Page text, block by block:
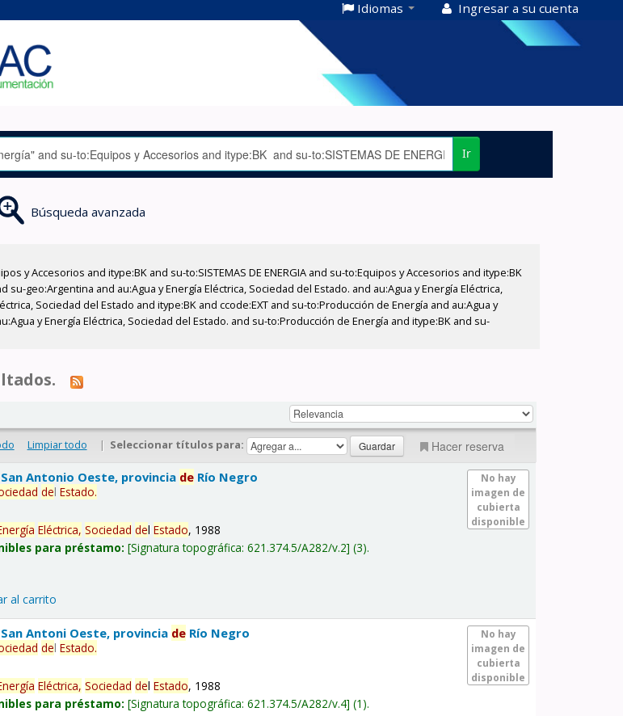
Idiomas Ingresar a su cuenta
Ir
Búsqueda avanzada
y Accesorios and itype:BK and su-to:SISTEMAS DE ENERGIA and su-to:Equipos y Accesorios and itype:BK
geo:Argentina and au:Agua y Energía Eléctrica, Sociedad del Estado. and au:Agua y Energía Eléctrica,
Sociedad del Estado and itype:BK and ccode:EXT and su-to:Producción de Energía and au:Agua y
y Energía Eléctrica, Sociedad del Estado. and su-to:Producción de Energía and itype:BK and su-
Limpiar todo | Seleccionar títulos para: Hacer reserva
No hay
imagen de
cubierta
disponible
Antonio Oeste, provincia de Río Negro
delEstado.
Eléctrica, Sociedad delEstado, 1988
para préstamo: Signatura topográfica:621.374.5/A282/v.2 (3).
al carrito
No hay
imagen de
cubierta
disponible
Antoni Oeste, provincia de Río Negro
delEstado.
Eléctrica, Sociedad delEstado, 1988
para préstamo: Signatura topográfica:621.374.5/A282/v.4 (1).